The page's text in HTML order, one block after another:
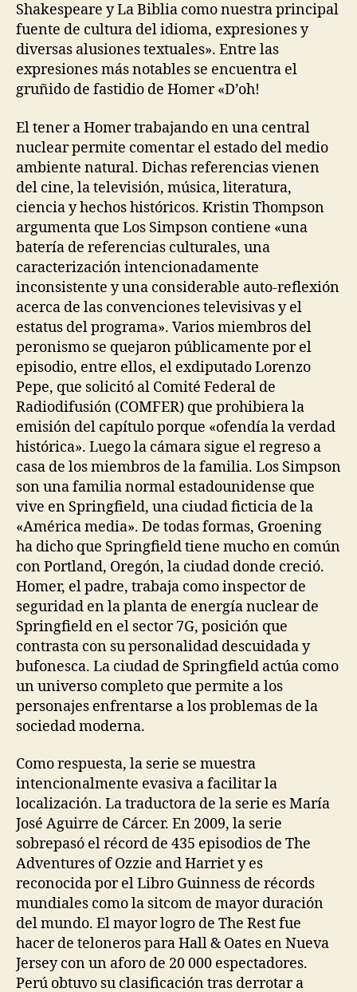
Shakespeare y La Biblia como nuestra principal
fuente de cultura del idioma, expresiones y
diversas alusiones textuales». Entre las
expresiones más notables se encuentra el
gruñido de fastidio de Homer «D’oh!
El tener a Homer trabajando en una central
nuclear permite comentar el estado del medio
ambiente natural. Dichas referencias vienen
del cine, la televisión, música, literatura,
ciencia y hechos históricos. Kristin Thompson
argumenta que Los Simpson contiene «una
batería de referencias culturales, una
caracterización intencionadamente
inconsistente y una considerable auto-reflexión
acerca de las convenciones televisivas y el
estatus del programa». Varios miembros del
peronismo se quejaron públicamente por el
episodio, entre ellos, el exdiputado Lorenzo
Pepe, que solicitó al Comité Federal de
Radiodifusión (COMFER) que prohibiera la
emisión del capítulo porque «ofendía la verdad
histórica». Luego la cámara sigue el regreso a
casa de los miembros de la familia. Los Simpson
son una familia normal estadounidense que
vive en Springfield, una ciudad ficticia de la
«América media». De todas formas, Groening
ha dicho que Springfield tiene mucho en común
con Portland, Oregón, la ciudad donde creció.
Homer, el padre, trabaja como inspector de
seguridad en la planta de energía nuclear de
Springfield en el sector 7G, posición que
contrasta con su personalidad descuidada y
bufonesca. La ciudad de Springfield actúa como
un universo completo que permite a los
personajes enfrentarse a los problemas de la
sociedad moderna.
Como respuesta, la serie se muestra
intencionalmente evasiva a facilitar la
localización. La traductora de la serie es María
José Aguirre de Cárcer. En 2009, la serie
sobrepasó el récord de 435 episodios de The
Adventures of Ozzie and Harriet y es
reconocida por el Libro Guinness de récords
mundiales como la sitcom de mayor duración
del mundo. El mayor logro de The Rest fue
hacer de teloneros para Hall & Oates en Nueva
Jersey con un aforo de 20 000 espectadores.
Perú obtuvo su clasificación tras derrotar a